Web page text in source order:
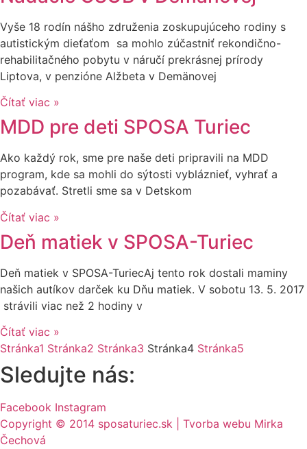
Vyše 18 rodín nášho združenia zoskupujúceho rodiny s
autistickým dieťaťom sa mohlo zúčastniť rekondično-
rehabilitačného pobytu v náručí prekrásnej prírody
Liptova, v penzióne Alžbeta v Demänovej
Čítať viac »
MDD pre deti SPOSA Turiec
Ako každý rok, sme pre naše deti pripravili na MDD
program, kde sa mohli do sýtosti vybláznieť, vyhrať a
pozabávať. Stretli sme sa v Detskom
Čítať viac »
Deň matiek v SPOSA-Turiec
Deň matiek v SPOSA-TuriecAj tento rok dostali maminy
našich autíkov darček ku Dňu matiek. V sobotu 13. 5. 2017
strávili viac než 2 hodiny v
Čítať viac »
Stránka1 Stránka2 Stránka3 Stránka4 Stránka5
Sledujte nás:
Facebook Instagram
Copyright © 2014 sposaturiec.sk | Tvorba webu Mirka
Čechová